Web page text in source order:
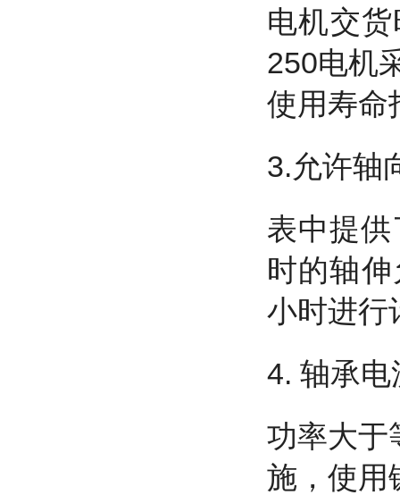
电机交
250电机
使用寿命
3.允许轴
表中提
时的轴
小时进行
4. 轴承电
功率大于
施，使用